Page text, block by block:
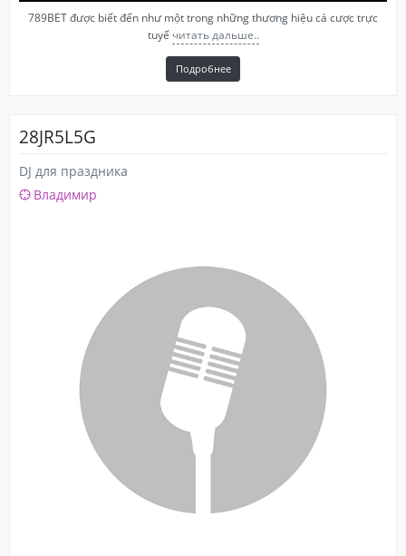
789BET được biết đến như một trong những thương hiệu cá cược trực
tuyế читать дальше..
Подробнее
28JR5L5G
DJ для праздника
Владимир